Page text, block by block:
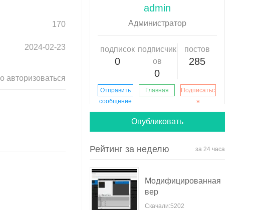
170
2024-02-23
авторизоваться
admin
Aдминистратор
подписок
0
подписчик
ов
0
постов
285
Отправить
сообщение
Главная
Подписатьс
я
Опубликовать
Рейтинг за неделю за 24 часа
Модифицированная
вер
Скачали:5202